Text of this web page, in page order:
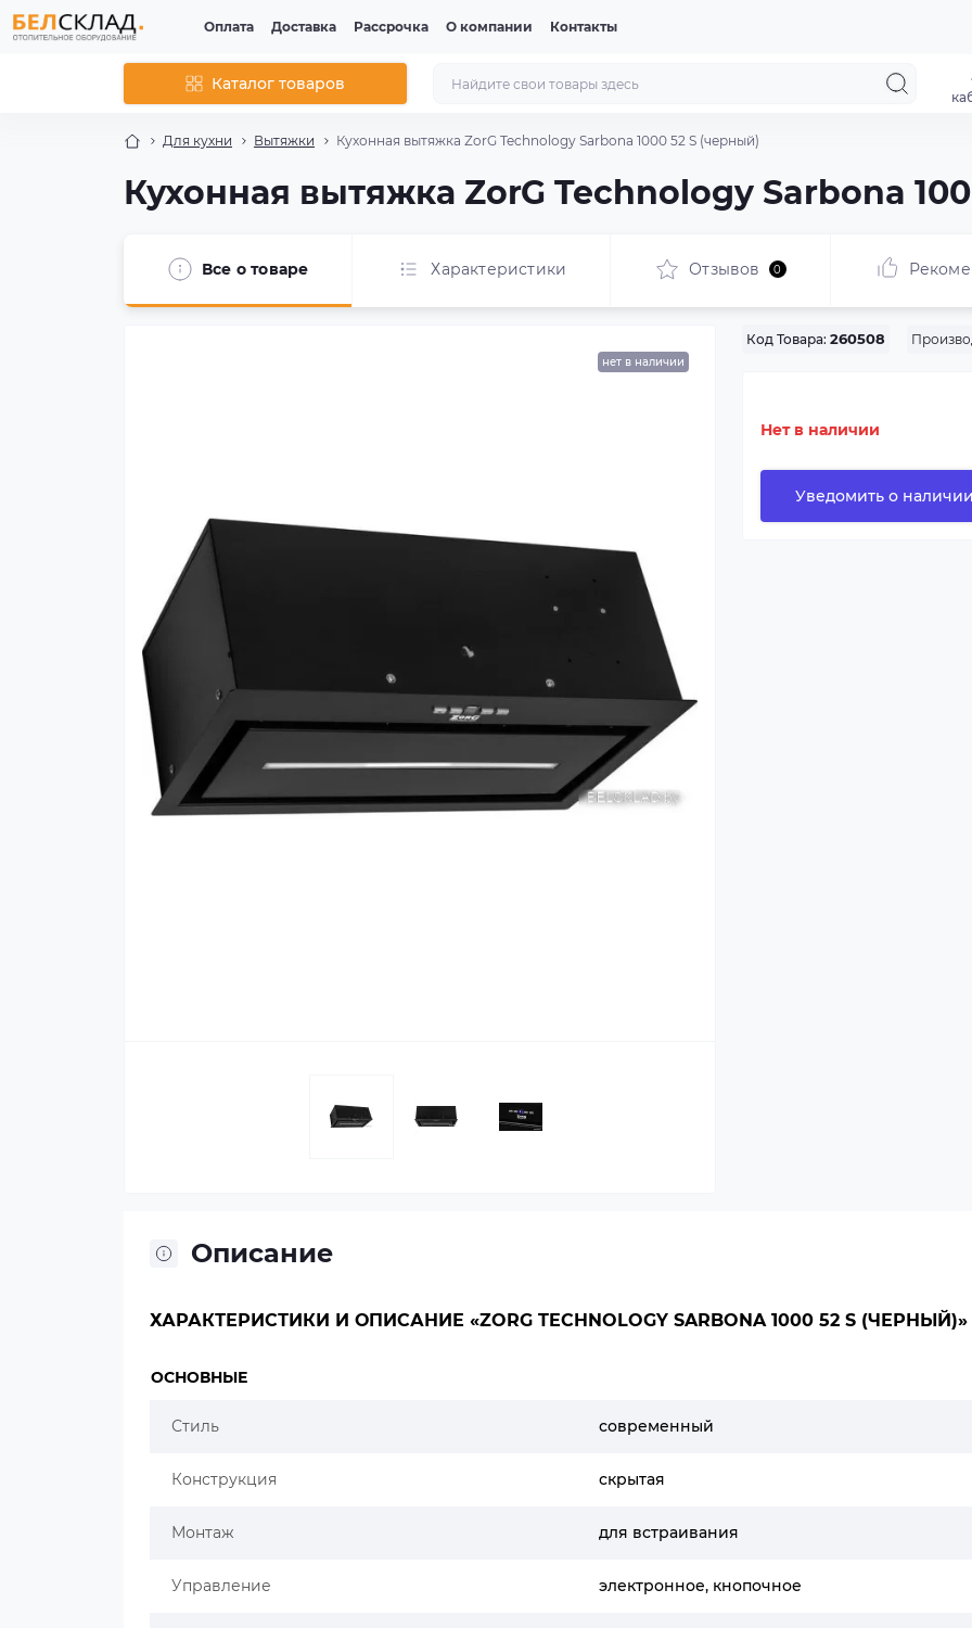
Оплата Доставка Рассрочка О компании Контакты
Каталог товаров
Для кухни Вытяжки Кухонная вытяжка ZorG Technology Sarbona 1000 52 S (черный)
Кухонная вытяжка ZorG Technology Sarbona
Все о товаре Характеристики Отзывов 0
нет в наличии
Код Товара: 260508
Нет в наличии
Уведомить о
Описание
ХАРАКТЕРИСТИКИ И ОПИСАНИЕ «ZORG TECHNOLOGY SARBONA 1000 52 S (ЧЕРНЫЙ)»
ОСНОВНЫЕ
Стиль современный
Конструкция скрытая
Монтаж для встраивания
Управление электронное, кнопочное